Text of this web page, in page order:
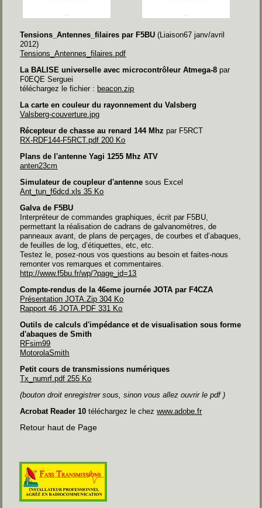
Tensions_Antennes_filaires par F5BU (Liaison67 janv/avril
2012)
Tensions_Antennes_filaires.pdf
La BALISE universelle avec microcontrôleur Atmega-8 par
F0EQE Serguei
téléchargez le fichier : beacon.zip
La carte en couleur du rayonnement du Valsberg
Valsberg-couverture.jpg
Récepteur de chasse au renard 144 Mhz par F5RCT
RX-RDF144-F5RCT.pdf 200 Ko
Plans de l'antenne Yagi 1255 Mhz ATV
anten23cm
Simulateur de coupleur d'antenne sous Excel
Ant_tun_f6dcd.xls 35 Ko
Galva de F5BU
Interpréteur de commandes graphiques, écrit par F5BU,
permettant la réalisation de cadrans de galvanomètres,de
panneaux avant, de plans de perçages, de courbes et d’abaques,
de feuilles de log, d’étiquettes, etc, etc.
Testez le, posez-nous vos questions au besoin et faites-nous
remonter vos remarques et commentaires.
http://www.f5bu.fr/wp/?page_id=13
Compte-rendus de la 46eme journée JOTA par F4CZA
Présentation JOTA.Zip 304 Ko
Rapport 46 JOTA.PDF 331 Ko
Outils de calculs d'impédance et de visualisation sous forme
d'abaques de Smith
RFsim99
MotorolaSmith
Petit cours de transmissions numériques
Tx_numrf.pdf 255 Ko
(bouton droit enregistrer sous, sinon vous allez ouvrir le pdf )
Acrobat Reader 10 téléchargez le chezwww.adobe.fr
Retour haut de Page